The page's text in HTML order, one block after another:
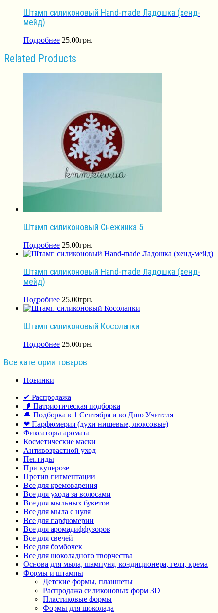
Штамп силиконовый Hand-made Ладошка (хенд-
мейд)
Подробнее 25.00грн.
Related Products
Штамп силиконовый Снежинка 5
Подробнее 25.00грн.
Штамп силиконовый Hand-made Ладошка (хенд-
мейд)
Подробнее 25.00грн.
Штамп силиконовый Косолапки
Подробнее 25.00грн.
Все категории товаров
Новинки
✔ Распродажа
🔰 Патриотическая подборка
🔔 Подборка к 1 Сентября и ко Дню Учителя
❤ Парфюмерия (духи нишевые, люксовые)
Фиксаторы аромата
Косметические маски
Антивозрастной уход
Пептиды
При куперозе
Против пигментации
Все для кремоварения
Все для ухода за волосами
Все для мыльных букетов
Все для мыла с нуля
Все для парфюмерии
Все для аромадиффузоров
Все для свечей
Все для бомбочек
Все для шоколадного творчества
Основа для мыла, шампуня, кондиционера, геля, крема
Формы и штампы
Детские формы, планшеты
Распродажа силиконовых форм 3D
Пластиковые формы
Формы для шоколада